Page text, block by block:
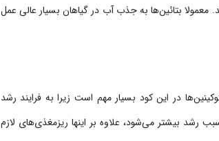
بتائین‌ها به جذب آب در گیاهان بسیار عالی عمل
در این کود بسیار مهم است زیرا به فرایند رشد
بیشتر می‌شود، علاوه بر اینها ریزمغذی‌های لازم